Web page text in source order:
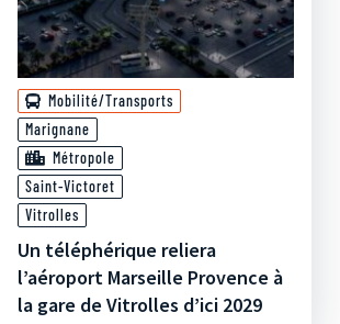
Mobilité/Transports
Marignane
Métropole
Saint-Victoret
Vitrolles
Un téléphérique reliera
l’aéroport Marseille Provence à
la gare de Vitrolles d’ici 2029